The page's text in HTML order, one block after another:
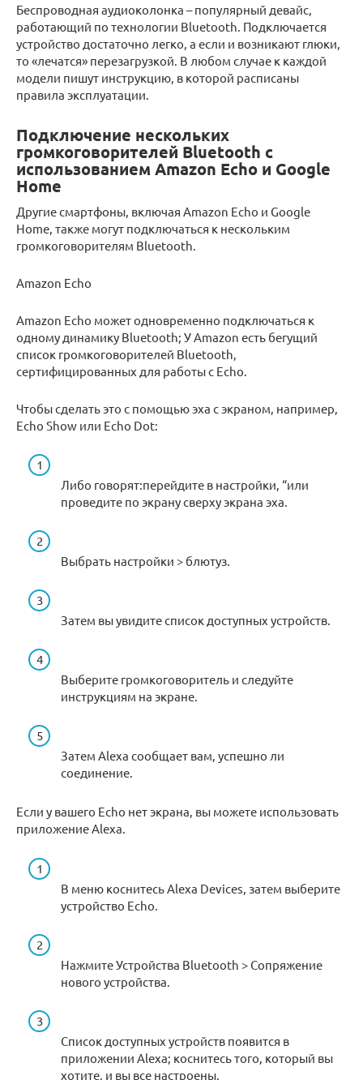
Беспроводная аудиоколонка – популярный девайс,
работающий по технологии Bluetooth. Подключается
устройство достаточно легко, а если и возникают глюки,
то «лечатся» перезагрузкой. В любом случае к каждой
модели пишут инструкцию, в которой расписаны
правила эксплуатации.
Подключение нескольких
громкоговорителей Bluetooth с
использованием Amazon Echo и Google
Home
Другие смартфоны, включая Amazon Echo и Google
Home, также могут подключаться к нескольким
громкоговорителям Bluetooth.
Amazon Echo
Amazon Echo может одновременно подключаться к
одному динамику Bluetooth; У Amazon есть бегущий
список громкоговорителей Bluetooth,
сертифицированных для работы с Echo.
Чтобы сделать это с помощью эха с экраном, например,
Echo Show или Echo Dot:
Либо говорят:перейдите в настройки, “или
проведите по экрану сверху экрана эха.
Выбрать настройки > блютуз.
Затем вы увидите список доступных устройств.
Выберите громкоговоритель и следуйте
инструкциям на экране.
Затем Alexa сообщает вам, успешно ли
соединение.
Если у вашего Echo нет экрана, вы можете использовать
приложение Alexa.
В меню коснитесь Alexa Devices, затем выберите
устройство Echo.
Нажмите Устройства Bluetooth > Сопряжение
нового устройства.
Список доступных устройств появится в
приложении Alexa; коснитесь того, который вы
хотите, и вы все настроены.